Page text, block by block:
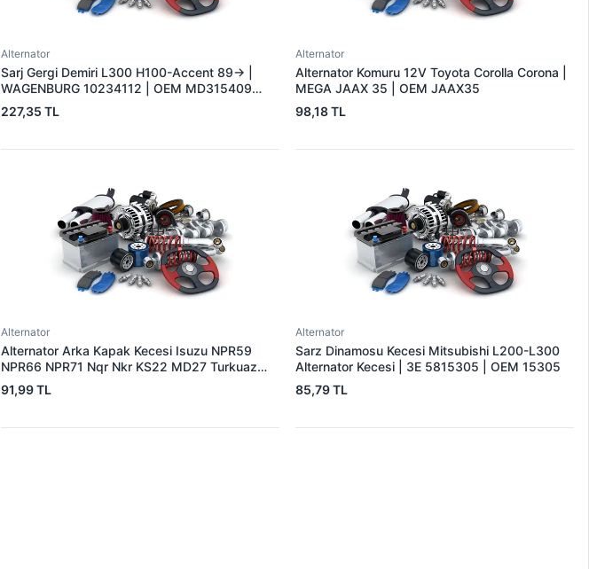
Alternator
Sarj Gergi Demiri L300 H100-Accent 89-> |
WAGENBURG 10234112 | OEM MD315409
37461-42000
227,35 TL
Alternator
Alternator Komuru 12V Toyota Corolla Corona |
MEGA JAAX 35 | OEM JAAX35
98,18 TL
Alternator
Alternator Arka Kapak Kecesi Isuzu NPR59
NPR66 NPR71 Nqr Nkr KS22 MD27 Turkuaz
15×32×7.5 | 3E 5888310 | OEM
894156589051
91,99 TL
Alternator
Sarz Dinamosu Kecesi Mitsubishi L200-L300
Alternator Kecesi | 3E 5815305 | OEM 15305
85,79 TL